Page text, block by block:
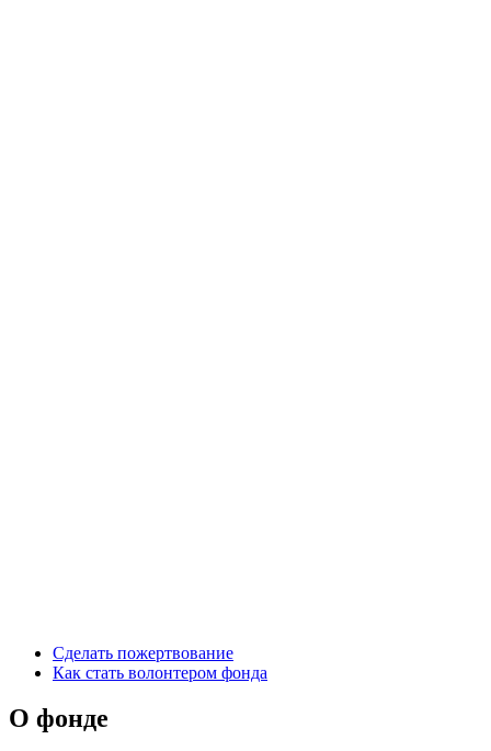
Сделать пожертвование
Как стать волонтером фонда
О фонде